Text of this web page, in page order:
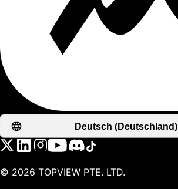
Deutsch (Deutschland)
© 2026 TOPVIEW PTE. LTD.